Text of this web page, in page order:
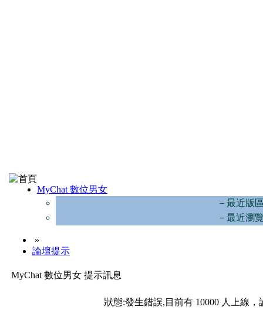
MyChat 數位男女
－最近版
－最近瀏
»
論壇提示
MyChat 數位男女 提示訊息
狀態:發生錯誤,目前有 10000 人上線